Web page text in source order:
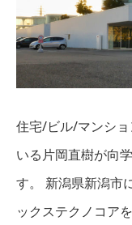
住宅/ビル/マンシ
いる片岡直樹が向
す。 新潟県新潟市
ックステクノコア